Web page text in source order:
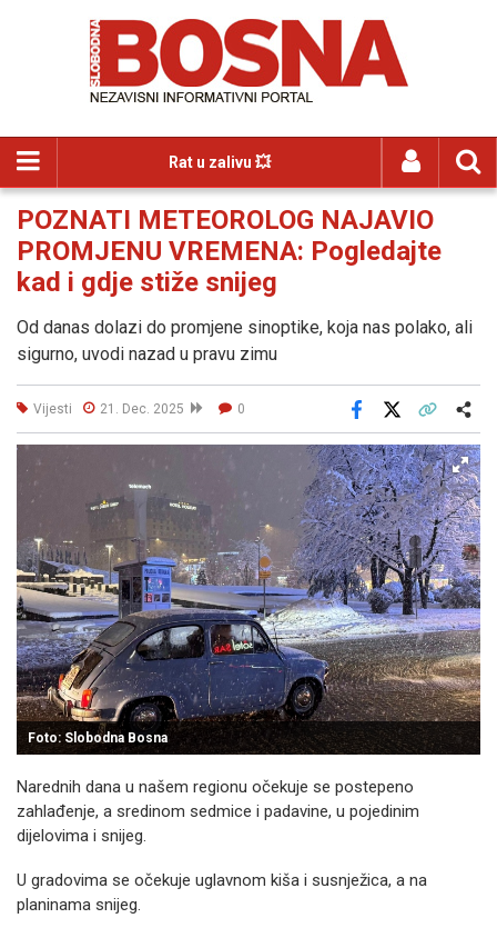
Rat u zalivu 💥
POZNATI METEOROLOG NAJAVIO
PROMJENU VREMENA: Pogledajte
kad i gdje stiže snijeg
Od danas dolazi do promjene sinoptike, koja nas polako, ali
sigurno, uvodi nazad u pravu zimu
Vijesti 21. Dec. 2025 0
Facebook
Foto: Slobodna Bosna
Narednih dana u našem regionu očekuje se postepeno
zahlađenje, a sredinom sedmice i padavine, u pojedinim
dijelovima i snijeg.
U gradovima se očekuje uglavnom kiša i susnježica, a na
planinama snijeg.